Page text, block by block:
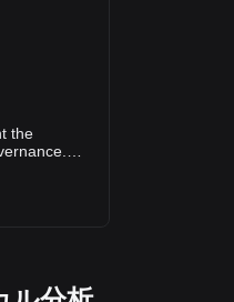
the
with
Strong